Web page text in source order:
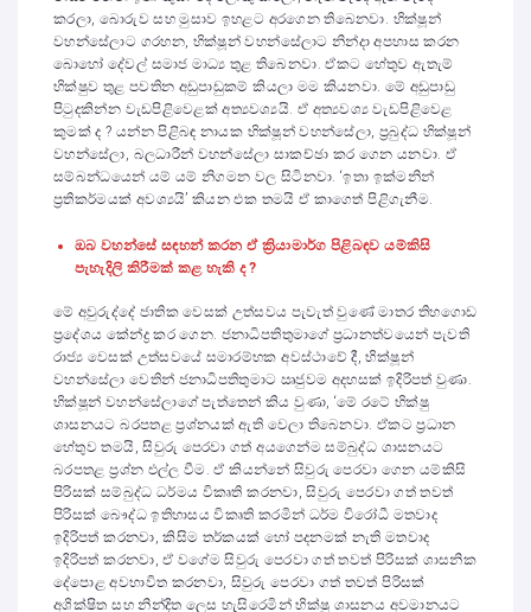
කරලා, බොරුව සහ මුසාව ඉහළට අරගෙන තිබෙනවා. භික්ෂූන්
වහන්සේලාට ගරහන, භික්ෂූන් වහන්සේලාට නින්දා අපහාස කරන
බොහෝ දේවල් සමාජ මාධ්‍ය තුළ තිබෙනවා. ඒකට හේතුව ඇතැම්
භික්ෂුව තුළ පවතින අඩුපාඩුකම් කියලා මම කියනවා. මේ අඩුපාඩු
පිටුදකින්න වැඩපිළිවෙළක් අත්‍යවශ්‍යයි. ඒ අත්‍යවශ්‍ය වැඩපිළිවෙළ
කුමක් ද ? යන්න පිළිබඳ නායක භික්ෂූන් වහන්සේලා, ප්‍රබුද්ධ භික්ෂූන්
වහන්සේලා, බලධාරීන් වහන්සේලා සාකච්ඡා කර ගෙන යනවා. ඒ
සම්බන්ධයෙන් යම් යම් නිගමන වල සිටිනවා. ‘ඉතා ඉක්මනින්
ප්‍රතිකර්මයක් අවශ්‍යයි’ කියන එක තමයි ඒ කාගෙත් පිළිගැනීම.
ඔබ වහන්සේ සඳහන් කරන ඒ ක්‍රියාමාර්ග පිළිබඳව යම්කිසි
පැහැදිලි කිරීමක් කළ හැකි ද ?
මේ අවුරුද්දේ ජාතික වෙසක් උත්සවය පැවැත් වුණේ මාතර තිහගොඩ
ප්‍රදේශය කේන්ද්‍ර කර ගෙන. ජනාධිපතිතුමාගේ ප්‍රධානත්වයෙන් පැවති
රාජ්‍ය වෙසක් උත්සවයේ සමාරම්භක අවස්ථාවේ දී, භික්ෂූන්
වහන්සේලා වෙතින් ජනාධිපතිතුමාට ඍජුවම අදහසක් ඉදිරිපත් වුණා.
භික්ෂූන් වහන්සේලාගේ පැත්තෙන් කිය වුණා, ‘මේ රටේ භික්ෂු
ශාසනයට බරපතළ ප්‍රශ්නයක් ඇති වෙලා තිබෙනවා. ඒකට ප්‍රධාන
හේතුව තමයි, සිවුරු පෙරවා ගත් අයගෙන්ම සම්බුද්ධ ශාසනයට
බරපතළ ප්‍රශ්න එල්ල වීම. ඒ කියන්නේ සිවුරු පෙරවා ගෙන යම්කිසි
පිරිසක් සම්බුද්ධ ධර්මය විකෘති කරනවා, සිවුරු පෙරවා ගත් තවත්
පිරිසක් බෞද්ධ ඉතිහාසය විකෘති කරමින් ධර්ම විරෝධී මතවාද
ඉදිරිපත් කරනවා, කිසිම තර්කයක් හෝ පදනමක් නැති මතවාද
ඉදිරිපත් කරනවා, ඒ වගේම සිවුරු පෙරවා ගත් තවත් පිරිසක් ශාසනික
දේපොළ අවභාවිත කරනවා, සිවුරු පෙරවා ගත් තවත් පිරිසක්
අශික්ෂිත සහ නින්දිත ලෙස හැසිරෙමින් භික්ෂු ශාසනය අවමානයට